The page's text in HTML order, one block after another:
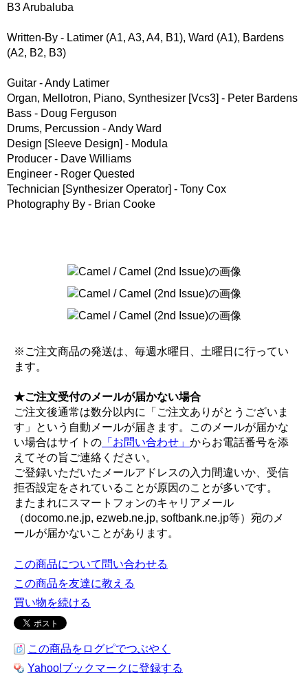
B3 Arubaluba
Written-By - Latimer (A1, A3, A4, B1), Ward (A1), Bardens
(A2, B2, B3)
Guitar - Andy Latimer
Organ, Mellotron, Piano, Synthesizer [Vcs3] - Peter Bardens
Bass - Doug Ferguson
Drums, Percussion - Andy Ward
Design [Sleeve Design] - Modula
Producer - Dave Williams
Engineer - Roger Quested
Technician [Synthesizer Operator] - Tony Cox
Photography By - Brian Cooke
※ご注文商品の発送は、毎週水曜日、土曜日に行ってい
ます。
★ご注文受付のメールが届かない場合
ご注文後通常は数分以内に「ご注文ありがとうございま
す」という自動メールが届きます。このメールが届かな
い場合はサイトの 「お問い合わせ」 からお電話番号を添
えてその旨ご連絡ください。
ご登録いただいたメールアドレスの入力間違いか、受信
拒否設定をされていることが原因のことが多いです。
またまれにスマートフォンのキャリアメール
（docomo.ne.jp, ezweb.ne.jp, softbank.ne.jp等）宛のメ
ールが届かないことがあります。
この商品について問い合わせる
この商品を友達に教える
買い物を続ける
この商品をログピでつぶやく
Yahoo!ブックマークに登録する